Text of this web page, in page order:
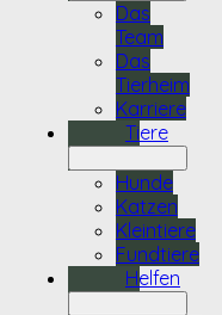
Das
Team
Das
Tierheim
Karriere
Tiere
Hunde
Katzen
Kleintiere
Fundtiere
Helfen